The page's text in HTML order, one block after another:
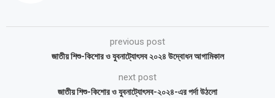
previous post
জাতীয় শিশু-কিশোর ও যুবনাট্যোৎসব ২০২৪ উদ্বোধন আগামিকাল
next post
জাতীয় শিশু-কিশোর ও যুবনাট্যোৎসব-২০২৪-এর পর্দা উঠলো